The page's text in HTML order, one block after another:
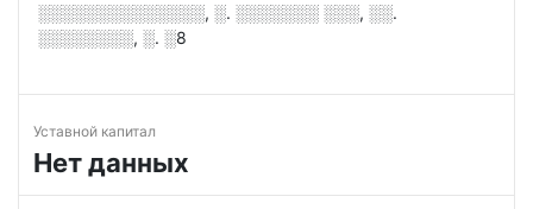
░░░░░░░░░░░░░░, ░. ░░░░░░░ ░░░, ░░.
░░░░░░░░, ░. ░8
Уставной капитал
Нет данных